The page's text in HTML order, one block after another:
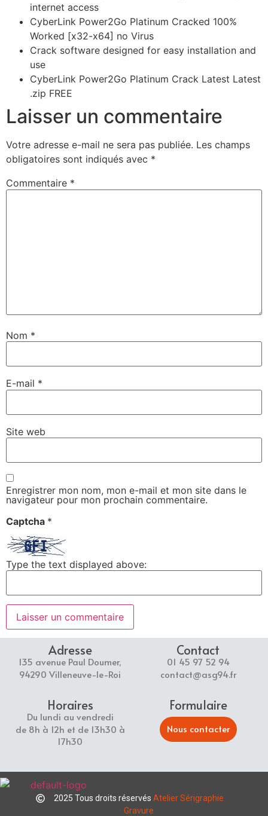
internet access
CyberLink Power2Go Platinum Cracked 100%
Worked [x32-x64] no Virus
Crack software designed for easy installation and
use
CyberLink Power2Go Platinum Crack Latest Latest
.zip FREE
Laisser un commentaire
Votre adresse e-mail ne sera pas publiée. Les champs
obligatoires sont indiqués avec *
Commentaire *
Nom *
E-mail *
Site web
Enregistrer mon nom, mon e-mail et mon site dans le
navigateur pour mon prochain commentaire.
Captcha *
Type the text displayed above:
Adresse
135 avenue Paul Doumer,
94290 Villeneuve-le-Roi
Contact
01 45 97 52 94
contact@asg94.fr
Horaires
Du lundi au vendredi
de 8h à 12h et de 13h30 à
17h30
Formulaire
Nous contacter
2025 Tous droits réservés Atelier Sérigraphie
Gravure